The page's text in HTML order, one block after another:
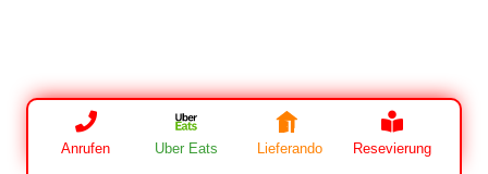
Anrufen Uber Eats Lieferando Resevierung